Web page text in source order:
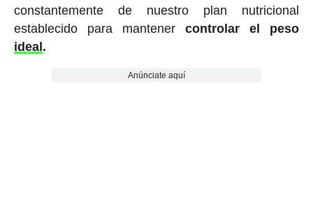
constantemente de nuestro plan nutricional
establecido para mantenercontrolar el peso
ideal .
Anúnciate aquí